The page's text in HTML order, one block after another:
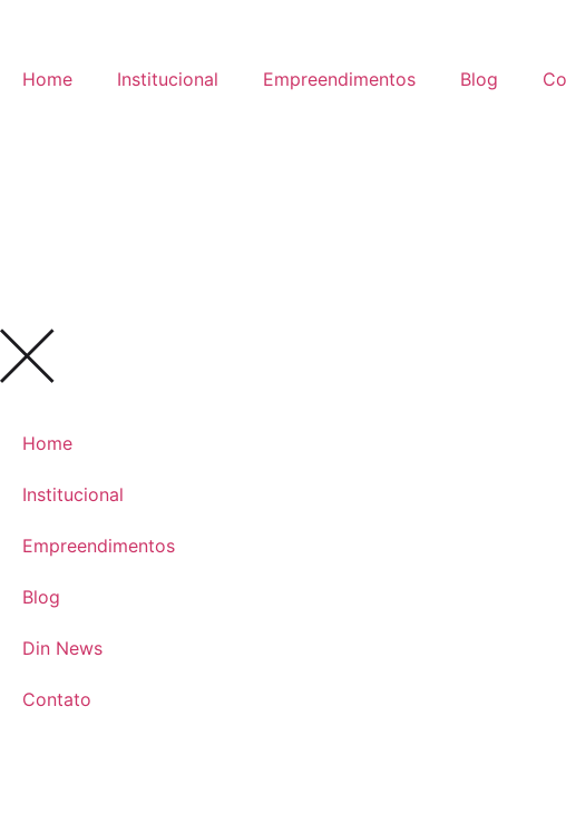
Home Institucional Empreendimentos Blog
Home
Institucional
Empreendimentos
Blog
Din News
Contato